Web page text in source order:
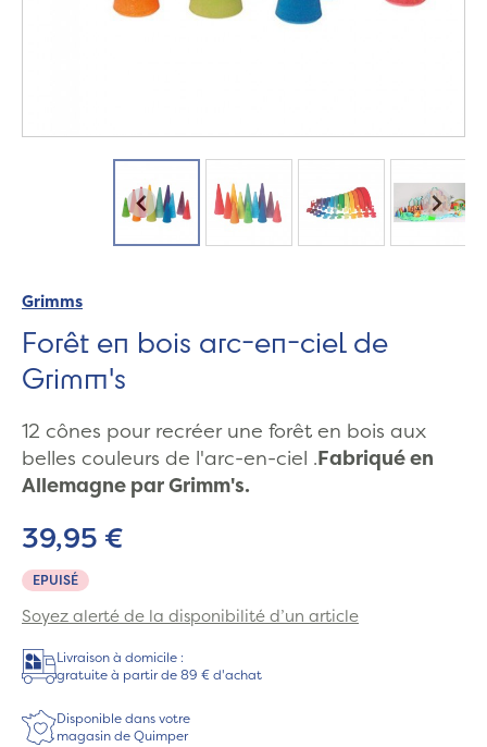
Grimms
Forêt en bois arc-en-ciel de
Grimm's
12 cônes pour recréer une forêt en bois aux
belles couleurs de l'arc-en-ciel .Fabriqué en
Allemagne par Grimm's.
EPUISÉ
39,95 €
Soyez alerté de la disponibilité d’un article
Livraison à domicile :
gratuite à partir de 89 € d'achat
Disponible dans votre
magasin de Quimper